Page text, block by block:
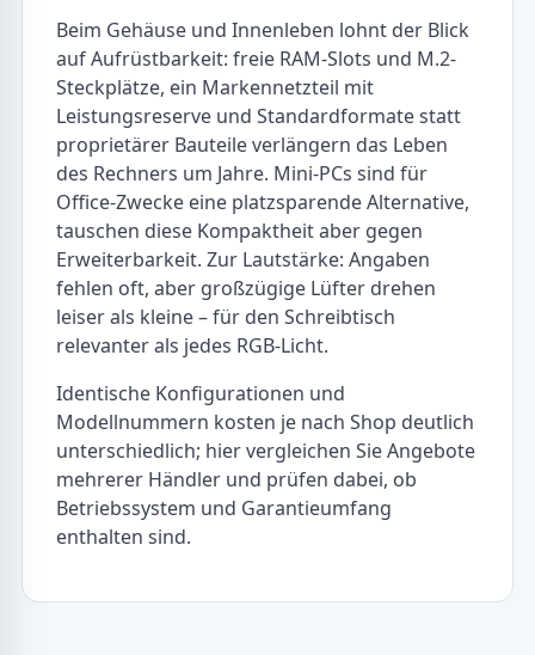
Beim Gehäuse und Innenleben lohnt der Blick
auf Aufrüstbarkeit: freie RAM-Slots und M.2-
Steckplätze, ein Markennetzteil mit
Leistungsreserve und Standardformate statt
proprietärer Bauteile verlängern das Leben
des Rechners um Jahre. Mini-PCs sind für
Office-Zwecke eine platzsparende Alternative,
tauschen diese Kompaktheit aber gegen
Erweiterbarkeit. Zur Lautstärke: Angaben
fehlen oft, aber großzügige Lüfter drehen
leiser als kleine – für den Schreibtisch
relevanter als jedes RGB-Licht.
Identische Konfigurationen und
Modellnummern kosten je nach Shop deutlich
unterschiedlich; hier vergleichen Sie Angebote
mehrerer Händler und prüfen dabei, ob
Betriebssystem und Garantieumfang
enthalten sind.